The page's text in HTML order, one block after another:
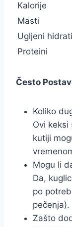
Kalorije
Masti
Ugljeni hidrati
Proteini
Često
Koliko
Ovi keksi
kutiji
Mogu li
Da,
po
pečenja).
Zašto